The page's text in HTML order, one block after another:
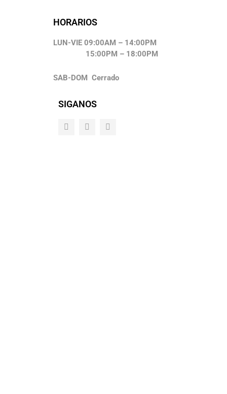
HORARIOS
LUN-VIE 09:00AM – 14:00PM
15:00PM – 18:00PM
SAB-DOM Cerrado
SIGANOS